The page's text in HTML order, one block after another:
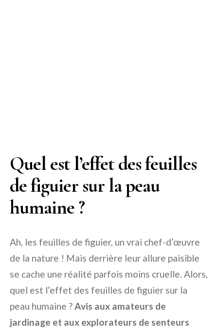
Quel est l’effet des feuilles
de figuier sur la peau
humaine ?
Ah, les feuilles de figuier, un vrai chef-d’œuvre
de la nature ! Mais derrière leur allure paisible
se cache une réalité parfois moins cruelle. Alors,
quel est l’effet des feuilles de figuier sur la
peau humaine ?Avis aux amateurs de
jardinage et aux explorateurs de senteurs